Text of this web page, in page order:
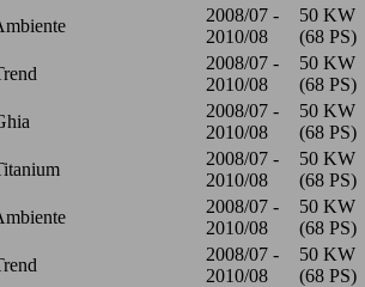
2008/07 -
2010/08
50 KW
(68 PS)
2008/07 -
2010/08
50 KW
(68 PS)
2008/07 -
2010/08
50 KW
(68 PS)
2008/07 -
2010/08
50 KW
(68 PS)
2008/07 -
2010/08
50 KW
(68 PS)
2008/07 -
2010/08
50 KW
(68 PS)